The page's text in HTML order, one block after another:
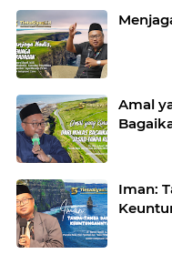
Amal
Iman: